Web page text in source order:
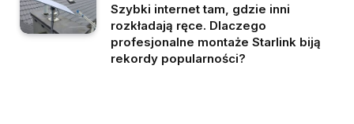
Szybki internet tam, gdzie inni
rozkładają ręce. Dlaczego
profesjonalne montaże Starlink biją
rekordy popularności?